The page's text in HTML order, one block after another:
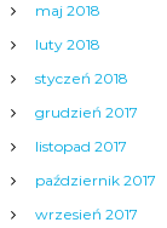
maj 2018
luty 2018
styczeń 2018
grudzień 2017
listopad 2017
październik 2017
wrzesień 2017